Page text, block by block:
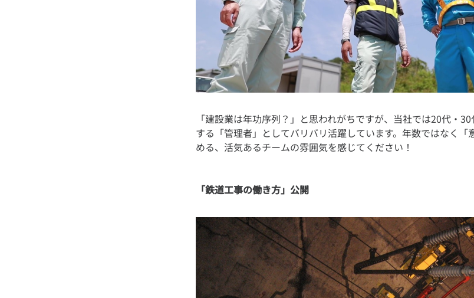
「建設業は年功序列？」と思われがちですが、当社では20代・
する「管理者」としてバリバリ活躍しています。年数ではなく「
「鉄道工事の働き方」公開